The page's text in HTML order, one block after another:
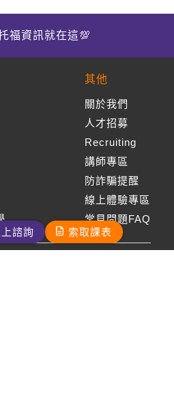
福資訊就在這💯
其他
關於我們
人才招募
Recruiting
講師專區
防詐騙提醒
線上體驗專區
常見問題FAQ
諮詢 索取課表